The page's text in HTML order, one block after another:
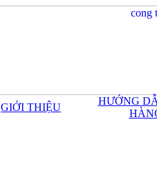
GIỚI THIỆU
HƯỚNG